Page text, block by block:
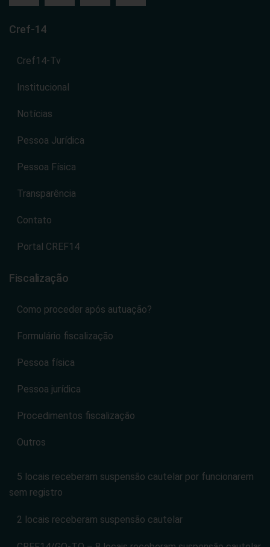
Cref-14
Cref14-Tv
Institucional
Notícias
Pessoa Jurídica
Pessoa Física
Transparência
Contato
Portal CREF14
Fiscalização
Como proceder após autuação?
Formulário fiscalização
Pessoa física
Pessoa jurídica
Procedimentos fiscalização
Outros
5 locais receberam suspensão cautelar por funcionarem
sem registro
2 locais receberam suspensão cautelar